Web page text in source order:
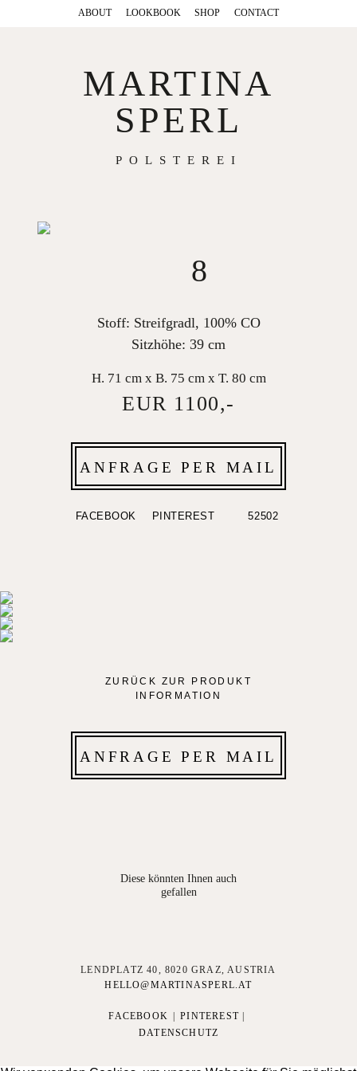
ABOUT LOOKBOOK SHOP CONTACT
MARTINA
SPERL
POLSTEREI
8
Stoff: Streifgradl, 100% CO
Sitzhöhe: 39 cm
H. 71 cm x B. 75 cm x T. 80 cm
EUR 1100,-
ANFRAGE PER MAIL
FACEBOOK PINTEREST 52502
ZURÜCK ZUR PRODUKT
INFORMATION
ANFRAGE PER MAIL
Diese könnten Ihnen auch
gefallen
LENDPLATZ 40, 8020 GRAZ, AUSTRIA
HELLO@MARTINASPERL.AT
FACEBOOK PINTEREST
DATENSCHUTZ